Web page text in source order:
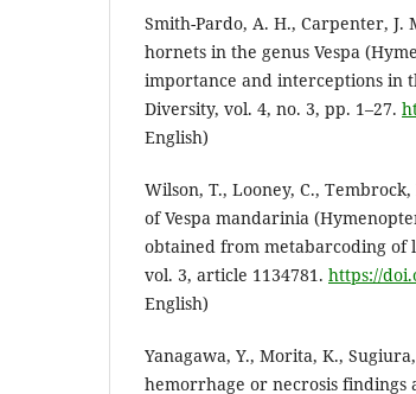
Smith-Pardo, A. H., Carpenter, J.
hornets in the genus Vespa
importance and interceptions in
Diversity, vol. 4, no. 3, pp. 1–27.
English)
Wilson, T., Looney, C.,
of Vespa mandarinia
obtained from metabarcoding of
vol. 3, article 1134781. https://
English)
Yanagawa, Y., Morita, K.,
hemorrhage or necrosis findings